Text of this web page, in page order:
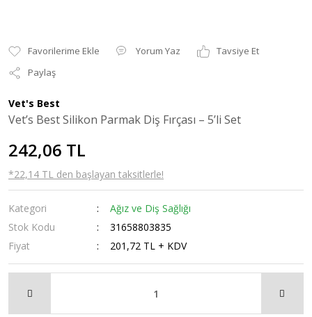
Yorum Yaz
Tavsiye Et
Paylaş
Vet's Best
Vet’s Best Silikon Parmak Diş Fırçası – 5’li Set
242,06 TL
*22,14 TL den başlayan taksitlerle!
Kategori
Ağız ve Diş Sağlığı
Stok Kodu
31658803835
Fiyat
201,72 TL + KDV